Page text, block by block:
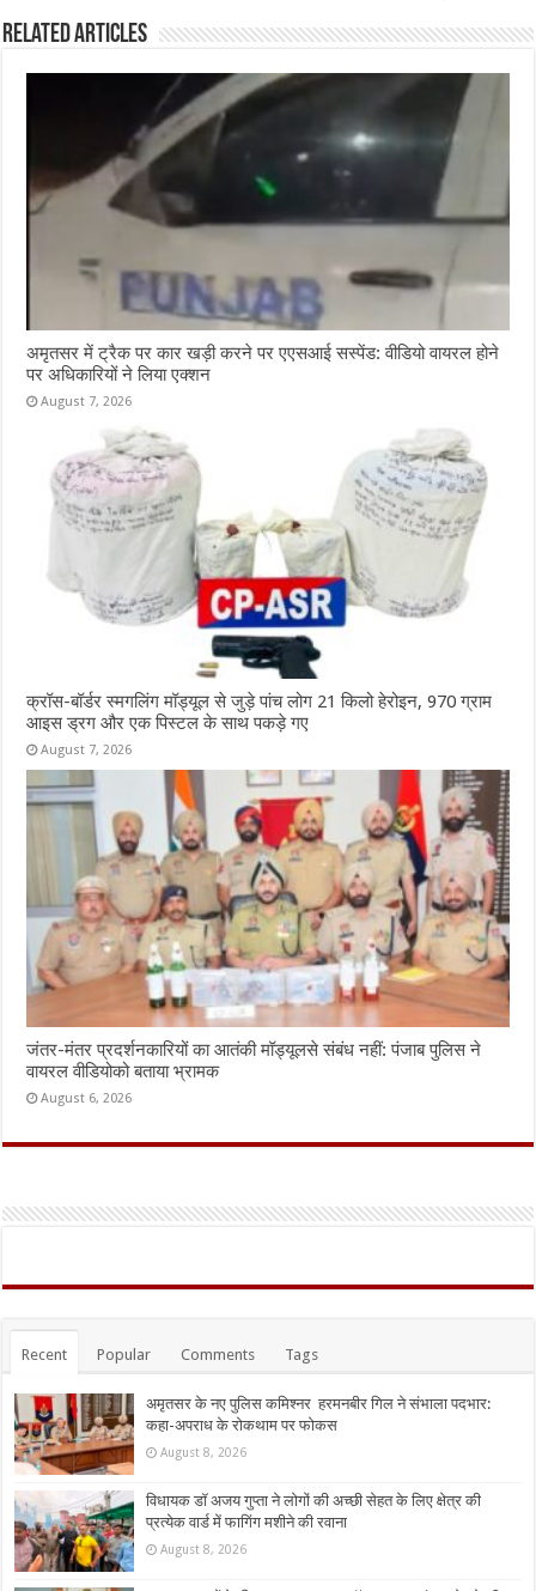
Related Articles
अमृतसर में ट्रैक पर कार खड़ी करने पर एएसआई सस्पेंड: वीडियो वायरल होने
पर अधिकारियों ने लिया एक्शन
August 7, 2026
क्रॉस-बॉर्डर स्मगलिंग मॉड्यूल से जुड़े पांच लोग 21 किलो हेरोइन, 970 ग्राम
आइस ड्रग और एक पिस्टल के साथ पकड़े गए
August 7, 2026
जंतर-मंतर प्रदर्शनकारियों का आतंकी मॉड्यूलसे संबंध नहीं: पंजाब पुलिस ने
वायरल वीडियोको बताया भ्रामक
August 6, 2026
Recent Popular Comments Tags
अमृतसर के नए पुलिस कमिश्नर हरमनबीर गिल ने संभाला पदभार:
कहा-अपराध के रोकथाम पर फोकस
August 8, 2026
विधायक डॉ अजय गुप्ता ने लोगों की अच्छी सेहत के लिए क्षेत्र की
प्रत्येक वार्ड में फागिंग मशीने की रवाना
August 8, 2026